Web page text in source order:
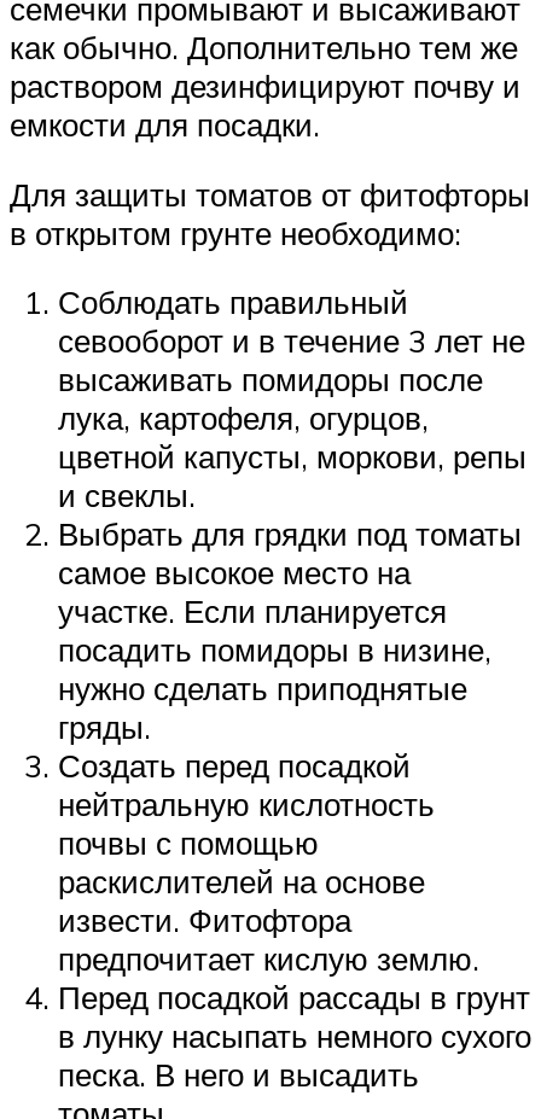
семечки промывают и высаживают
как обычно. Дополнительно тем же
раствором дезинфицируют почву и
емкости для посадки.
Для защиты томатов от фитофторы
в открытом грунте необходимо:
Соблюдать правильный
севооборот и в течение 3 лет не
высаживать помидоры после
лука, картофеля, огурцов,
цветной капусты, моркови, репы
и свеклы.
Выбрать для грядки под томаты
самое высокое место на
участке. Если планируется
посадить помидоры в низине,
нужно сделать приподнятые
гряды.
Создать перед посадкой
нейтральную кислотность
почвы с помощью
раскислителей на основе
извести. Фитофтора
предпочитает кислую землю.
Перед посадкой рассады в грунт
в лунку насыпать немного сухого
песка. В него и высадить